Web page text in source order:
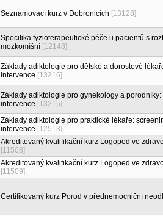
Seznamovací kurz v Dobronicích [13128]
Specifika fyzioterapeutické péče u pacientů s
mozkomíšní [12148]
Základy adiktologie pro dětské a dorostové
intervence [13216]
Základy adiktologie pro gynekology a
intervence [13215]
Základy adiktologie pro praktické lékaře:
intervence [12513]
Akreditovaný kvalifikační kurz Logoped ve
[11508]
Akreditovaný kvalifikační kurz Logoped ve
[11509]
Certifikovaný kurz Porod v přednemocniční